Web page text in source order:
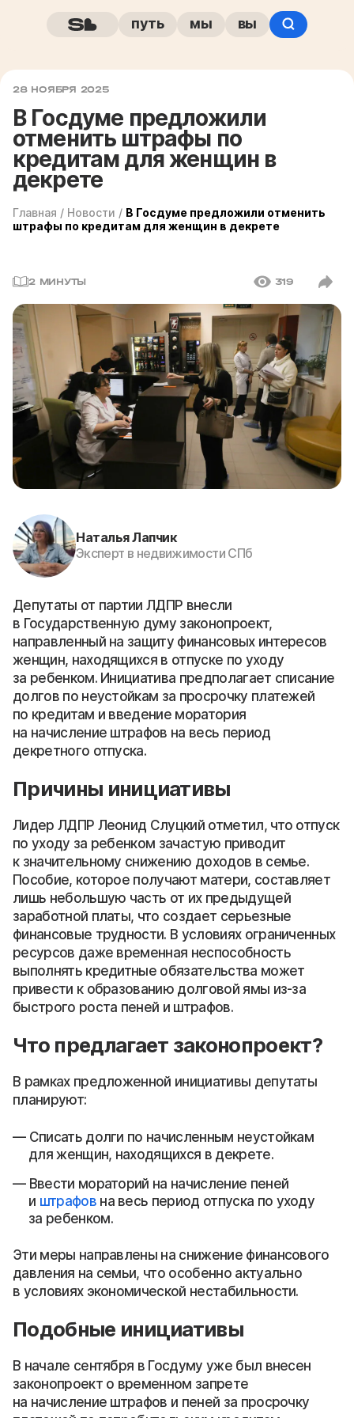
путь мы вы
28 НОЯБРЯ 2025
В Госдуме предложили
отменить штрафы по
кредитам для женщин в
декрете
Главная / Новости / В Госдуме предложили отменить
штрафы по кредитам для женщин в декрете
2 МИНУТЫ 319
Наталья Лапчик
Эксперт в недвижимости СПб
Депутаты от партии ЛДПР внесли
в Государственную думу законопроект,
направленный на защиту финансовых интересов
женщин, находящихся в отпуске по уходу
за ребенком. Инициатива предполагает списание
долгов по неустойкам за просрочку платежей
по кредитам и введение моратория
на начисление штрафов на весь период
декретного отпуска.
Причины инициативы
Лидер ЛДПР Леонид Слуцкий отметил, что отпуск
по уходу за ребенком зачастую приводит
к значительному снижению доходов в семье.
Пособие, которое получают матери, составляет
лишь небольшую часть от их предыдущей
заработной платы, что создает серьезные
финансовые трудности. В условиях ограниченных
ресурсов даже временная неспособность
выполнять кредитные обязательства может
привести к образованию долговой ямы из-за
быстрого роста пеней и штрафов.
Что предлагает законопроект?
В рамках предложенной инициативы депутаты
планируют:
Списать долги по начисленным неустойкам
для женщин, находящихся в декрете.
Ввести мораторий на начисление пеней
и штрафовна весь период отпуска по уходу
за ребенком.
Эти меры направлены на снижение финансового
давления на семьи, что особенно актуально
в условиях экономической нестабильности.
Подобные инициативы
В начале сентября в Госдуму уже был внесен
законопроект о временном запрете
на начисление штрафов и пеней за просрочку